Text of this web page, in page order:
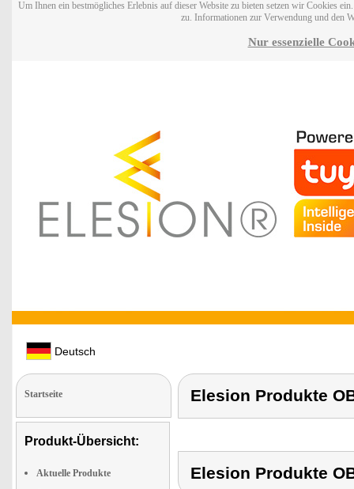
Um Ihnen ein bestmögliches Erlebnis auf dieser Website zu bieten setzen wir Cookies
zu. Informationen zur Verwendung und den
Nur essenzielle
Deutsch
Startseite
Produkt-Übersicht:
Aktuelle Produkte
Elesion Produkte
Elesion Produkte